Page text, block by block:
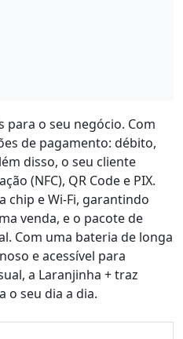
para o seu negócio. Com
de pagamento: débito,
disso, o seu cliente
(NFC), QR Code e PIX.
chip e Wi-Fi, garantindo
venda, e o pacote de
Com uma bateria de longa
e acessível para
a Laranjinha + traz
o seu dia a dia.